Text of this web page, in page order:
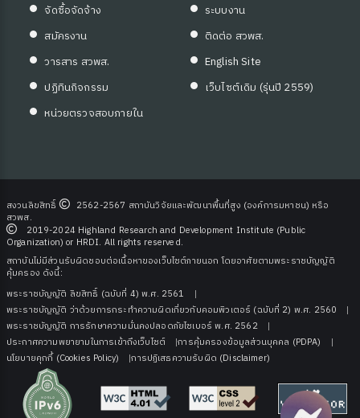
จัดซื้อจัดจ้าง
สมัครงาน
วารสาร สวพส.
ปฏิทินกิจกรรม
หน่วยตรวจสอบภายใน
ระบบงาน
ติดต่อ สวพส.
English Site
เว็บไซต์เดิม (รุ่นปี 2559)
สงวนลิขสิทธิ์
2562-2567 สถาบันวิจัยและพัฒนาพื้นที่สูง (องค์การมหาชน) หรือ
สวพส.
2019-2024 Highland Research and Development Institute (Public
Organization) or HRDI. All rights reserved.
สถาบันไม่มีส่วนรับผิดชอบต่อเนื้อหาของเว็บไซต์ภายนอก โดยอาศัยตามพระราชบัญญัติ
คุ้มครอง ดังนี้:
พระราชบัญญัติ ลิขสิทธิ์ (ฉบับที่ 4) พ.ศ. 2561
พระราชบัญญัติ ว่าด้วยการกระทําความผิดเกี่ยวกับคอมพิวเตอร์ (ฉบับที่ 2) พ.ศ. 2560
พระราชบัญญัติ การรักษาความมั่นคงปลอดภัยไซเบอร์ พ.ศ. 2562
ประกาศความพยายามในการเข้าถึงเว็บไซต์
การคุ้มครองข้อมูลส่วนบุคคล (PDPA)
นโยบายคุกกี้ (Cookies Policy)
การปฏิเสธความรับผิด (Disclaimer)